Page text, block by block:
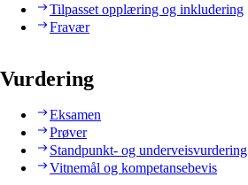
Tilpasset opplæring og inkludering
Fravær
Vurdering
Eksamen
Prøver
Standpunkt- og underveisvurdering
Vitnemål og kompetansebevis